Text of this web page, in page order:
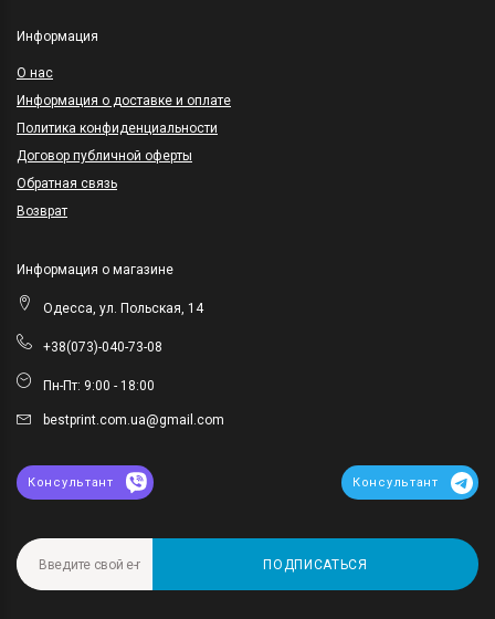
Информация
O нас
Информация о доставке и оплате
Политика конфиденциальности
Договор публичной оферты
Обратная связь
Возврат
Информация о магазине
Одесса, ул. Польская, 14
+38(073)-040-73-08
Пн-Пт: 9:00 - 18:00
bestprint.com.ua@gmail.com
Консультант Консультант
ПОДПИСАТЬСЯ